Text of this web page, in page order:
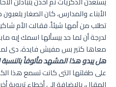
الأبناء والمدارس، كان الصغار
تطلب من أمها شيئاً، فقالت الأم
لدرجة أن لما حد بيسألها اسمك إيه
معاها كتير بس مفيش فايدة، دى
هل يبدو هذا المشهد مألوفاً
على طفلتها التى كانت تسمع هذا